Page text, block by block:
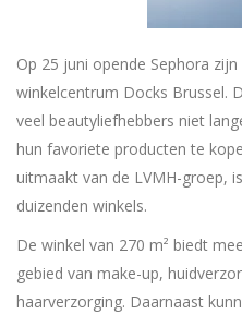
Op 25 juni opende Sephora
winkelcentrum Docks Brussel.
veel beautyliefhebbers niet
hun favoriete producten te
uitmaakt van de LVMH-groep,
duizenden winkels.
De winkel van 270 m² biedt
gebied van make-up,
haarverzorging. Daarnaast